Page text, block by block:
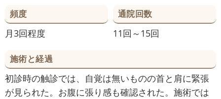
頻度
月3回程度
通院回数
11回～15回
施術と経過
初診時の触診では、自覚は無いものの首と肩に緊張
が見られた。お腹に張り感も確認された。施術では